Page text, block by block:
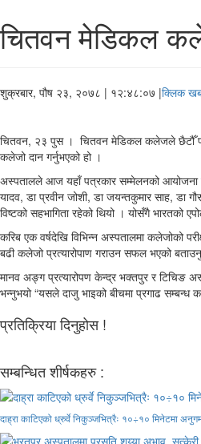
चितवन मेडिकल
शुक्रबार, पौष २३, २०७८ | १२:४८:०७ |क्लिक
चितवन, २३ पुस । चितवन मेडिकल कलेजले छैटौँ पटक
कलेजो दान गर्नुभएको हो ।
अस्पतालले आज यहाँ पत्रकार सम्मेलनको आयोजना
यादव, डा प्रवीन जोशी, डा जयन्तकुमार साह, डा
विष्टको सहभागिता रहेको थियो । योसँगै भारतको
करिब एक वर्षदेखि विभिन्न अस्पतालमा कलेजोको
बढी कलेजो प्रत्यारोपाण गराउन सफल भएको
मानव अङ्ग प्रत्यारोपण केन्द्र भक्तपुर र टिचिङ
भन्नुभयो “यसले दाजु भाइको बीचमा प्रगाढ
प्रतिक्रिया दिनुहोस !
सम्बन्धित शीर्षकहरु :
दाह्रा काटिएको ध्रुर्वे निकुञ्जभित्रैः १०÷१० मिनेटमा